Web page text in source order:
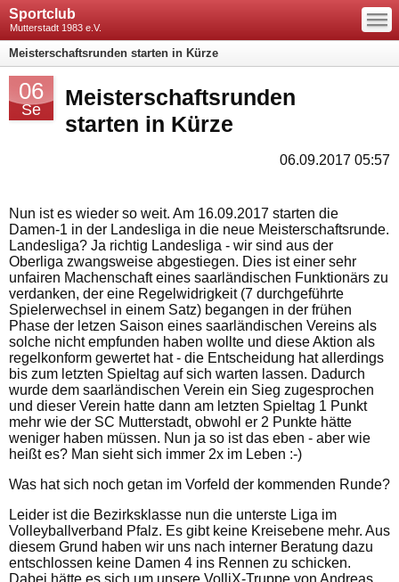
Sportclub
Mutterstadt 1983 e.V.
—
—
—
Meisterschaftsrunden starten in Kürze
06
Se
Meisterschaftsrunden
starten in Kürze
06.09.2017 05:57
Nun ist es wieder so weit. Am 16.09.2017 starten die
Damen-1 in der Landesliga in die neue Meisterschaftsrunde.
Landesliga? Ja richtig Landesliga - wir sind aus der
Oberliga zwangsweise abgestiegen. Dies ist einer sehr
unfairen Machenschaft eines saarländischen Funktionärs zu
verdanken, der eine Regelwidrigkeit (7 durchgeführte
Spielerwechsel in einem Satz) begangen in der frühen
Phase der letzen Saison eines saarländischen Vereins als
solche nicht empfunden haben wollte und diese Aktion als
regelkonform gewertet hat - die Entscheidung hat allerdings
bis zum letzten Spieltag auf sich warten lassen. Dadurch
wurde dem saarländischen Verein ein Sieg zugesprochen
und dieser Verein hatte dann am letzten Spieltag 1 Punkt
mehr wie der SC Mutterstadt, obwohl er 2 Punkte hätte
weniger haben müssen. Nun ja so ist das eben - aber wie
heißt es? Man sieht sich immer 2x im Leben :-)
Was hat sich noch getan im Vorfeld der kommenden Runde?
Leider ist die Bezirksklasse nun die unterste Liga im
Volleyballverband Pfalz. Es gibt keine Kreisebene mehr. Aus
diesem Grund haben wir uns nach interner Beratung dazu
entschlossen keine Damen 4 ins Rennen zu schicken.
Dabei hätte es sich um unsere VolliX-Truppe von Andreas